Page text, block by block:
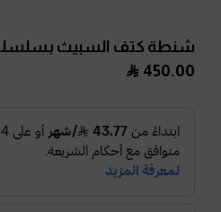
شنطة كتف السبيث
450.00